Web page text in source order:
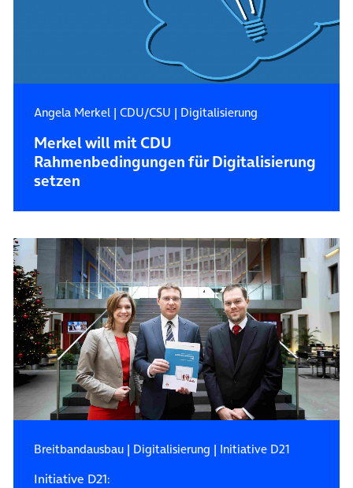
Angela Merkel| CDU/CSU | Digitalisierung
Merkel will mit CDU
Rahmenbedingungen für Digitalisierung
setzen
Breitbandausbau| Digitalisierung | Initiative D21
Initiative D21: